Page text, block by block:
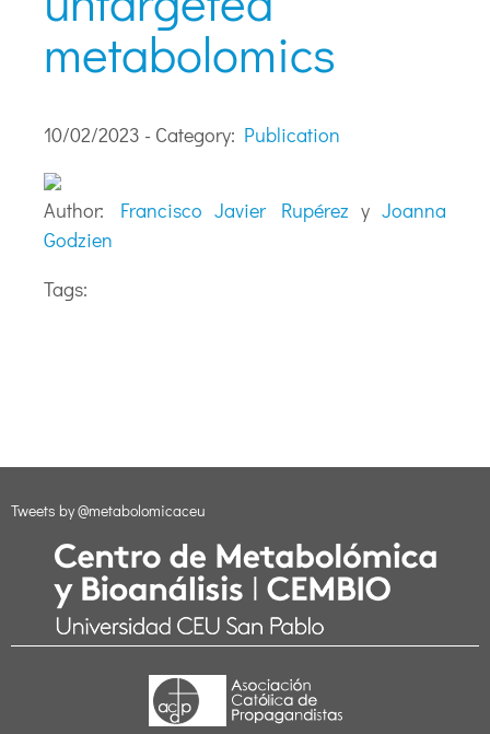
metabolomics
10/02/2023 - Category: Publication
Author: Francisco Javier Rupérez y Joanna
Godzien
Tags:
Tweets by @metabolomicaceu